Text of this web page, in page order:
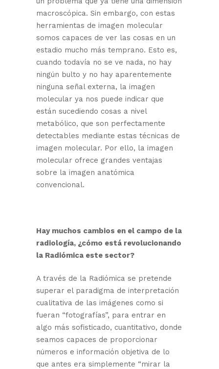
macroscópica. Sin embargo, con estas
herramientas de imagen molecular
somos capaces de ver las cosas en un
estadio mucho más temprano. Esto es,
cuando todavía no se ve nada, no hay
ningún bulto y no hay aparentemente
ninguna señal externa, la imagen
molecular ya nos puede indicar que
están sucediendo cosas a nivel
metabólico, que son perfectamente
detectables mediante estas técnicas de
imagen molecular. Por ello, la imagen
molecular ofrece grandes ventajas
sobre la imagen anatómica
convencional.
Hay muchos cambios en el campo de la
radiología, ¿cómo está revolucionando
la Radiómica este sector?
A través de la Radiómica se pretende
superar el paradigma de interpretación
cualitativa de las imágenes como si
fueran “fotografías”, para entrar en
algo más sofisticado, cuantitativo, donde
seamos capaces de proporcionar
números e información objetiva de lo
que antes era simplemente “mirar la